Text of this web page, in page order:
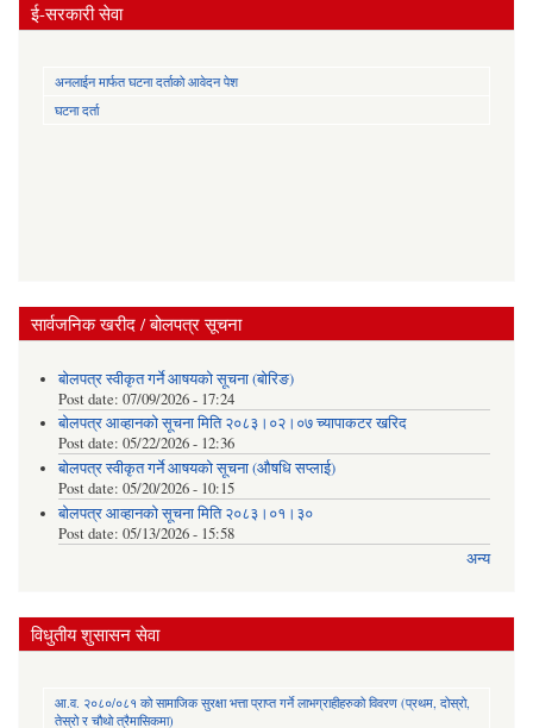
ई-सरकारी सेवा
अनलाईन मार्फत घटना दर्ताको आवेदन पेश
घटना दर्ता
सार्वजनिक खरीद / बोलपत्र सूचना
बोलपत्र स्वीकृत गर्ने आषयको सूचना (बोरिङ)
Post date: 07/09/2026 - 17:24
बोलपत्र आव्हानको सूचना मिति २०८३।०२।०७ च्यापाकटर खरिद
Post date: 05/22/2026 - 12:36
बोलपत्र स्वीकृत गर्ने आषयको सूचना (औषधि सप्लाई)
Post date: 05/20/2026 - 10:15
बोलपत्र आव्हानको सूचना मिति २०८३।०१।३०
Post date: 05/13/2026 - 15:58
अन्य
विधुतीय शुसासन सेवा
आ.व. २०८०/०८१ को सामाजिक सुरक्षा भत्ता प्राप्त गर्ने लाभग्राहीहरुको विवरण (प्रथम, दोस्रो,
तेस्रो र चौथो त्रैमासिकमा)